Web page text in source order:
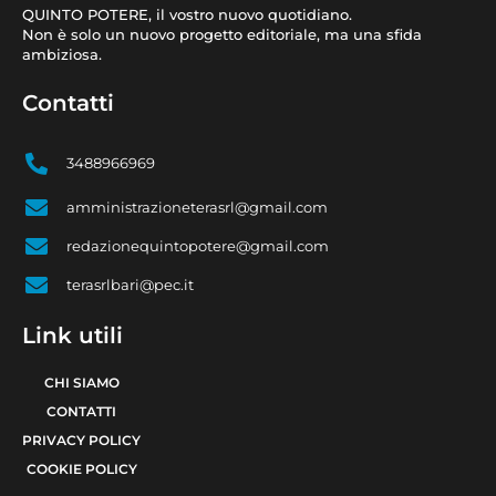
QUINTO POTERE, il vostro nuovo quotidiano.
Non è solo un nuovo progetto editoriale, ma una sfida
ambiziosa.
Contatti
3488966969
amministrazioneterasrl@gmail.com
redazionequintopotere@gmail.com
terasrlbari@pec.it
Link utili
CHI SIAMO
CONTATTI
PRIVACY POLICY
COOKIE POLICY